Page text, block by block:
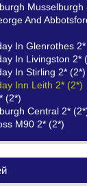
Musselburgh
And
In Glenrothes
In Livingston 2*
In Stirling 2* (2*)
Inn Leith 2* (2*)
(2*)
Central 2*
M90 2* (2*)